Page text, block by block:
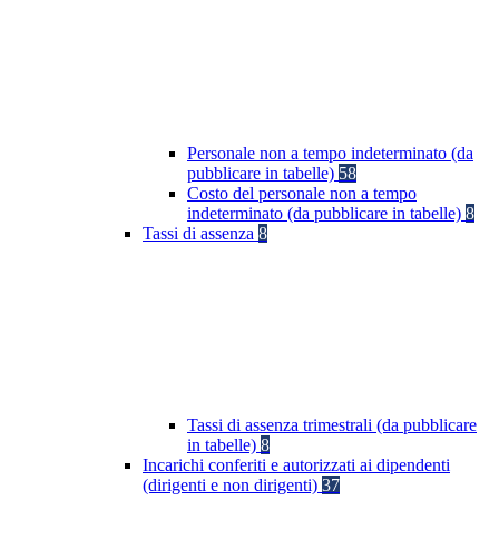
Personale non a tempo indeterminato (da
pubblicare in tabelle) 58
Costo del personale non a tempo
indeterminato (da pubblicare in tabelle) 8
Tassi di assenza 8
Tassi di assenza trimestrali (da pubblicare
in tabelle) 8
Incarichi conferiti e autorizzati ai dipendenti
(dirigenti e non dirigenti) 37